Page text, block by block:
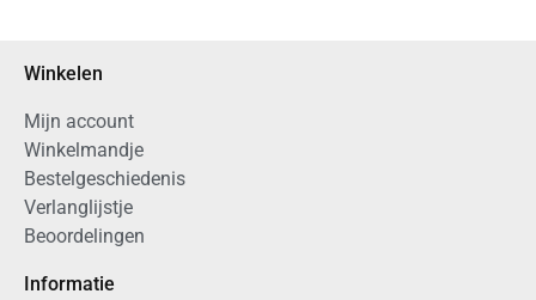
Informatie
Winkelen
Mijn account
Winkelmandje
Bestelgeschiedenis
Verlanglijstje
Beoordelingen